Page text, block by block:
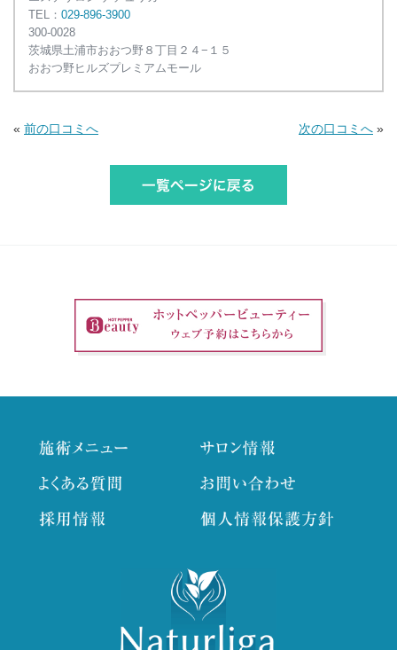
TEL： 029-896-3900
300-0028
茨城県土浦市おおつ野８丁目２４−１５
おおつ野ヒルズプレミアムモール
« 前の口コミへ 次の口コミへ »